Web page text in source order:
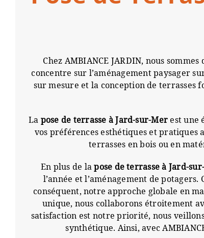
Chez AMBIANCE JARDIN, nous
concentre sur l’aménagement paysager
sur mesure et la conception de
Lapose de terrasse à Jard-sur-Merest une
vos préférences esthétiques et
terrasses en bois ou en
En plus de lapose de terrasse à Jard-
l’année et l’aménagement de
conséquent, notre approche globale en
unique, nous collaborons étroitement
satisfaction est notre priorité, nous
synthétique. Ainsi, avec